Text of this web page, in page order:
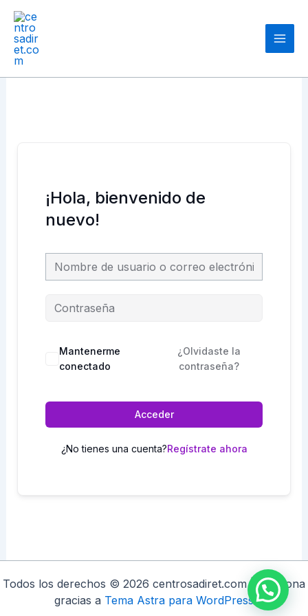
contenido
¡Hola, bienvenido de
nuevo!
Mantenerme
conectado
¿Olvidaste la
contraseña?
Acceder
¿No tienes una cuenta?Regístrate ahora
Todos los derechos © 2026 centrosadiret.com | Funciona
gracias a Tema Astra para WordPress